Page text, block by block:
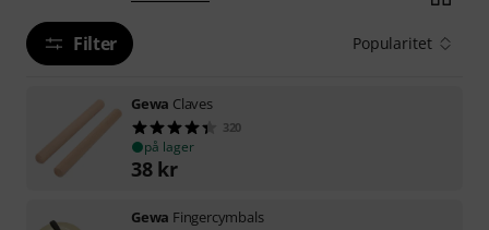
Filter Popularitet
Gewa Claves
320
på lager
38 kr
Gewa Fingercymbals